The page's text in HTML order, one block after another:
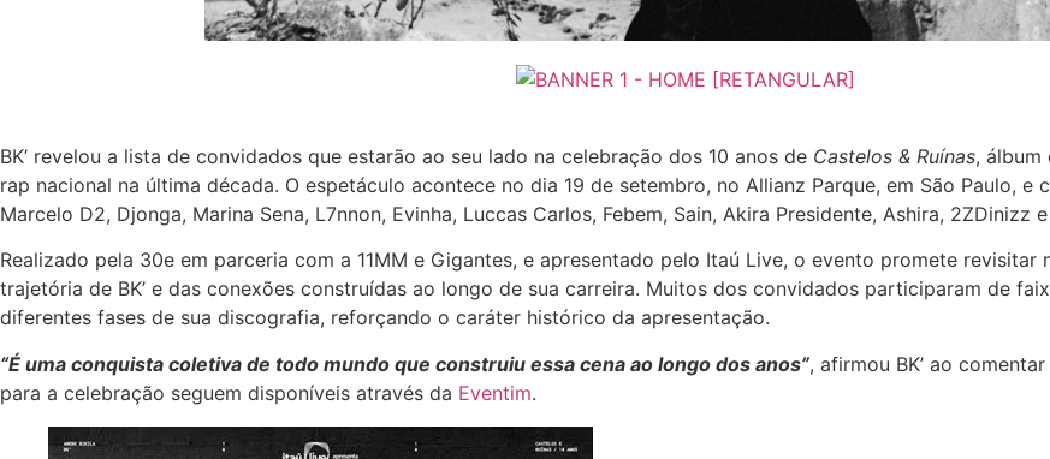
BK’ revelou a lista de convidados que estarão ao seu lado na celebração dos 10 anos de Castelos & Ruínas, álbum
rap nacional na última década. O espetáculo acontece no dia 19 de setembro, no Allianz Parque, em São Paulo,
Marcelo D2, Djonga, Marina Sena, L7nnon, Evinha, Luccas Carlos, Febem, Sain, Akira Presidente, Ashira, 2ZDinizz e
Realizado pela 30e em parceria com a 11MM e Gigantes, e apresentado pelo Itaú Live, o evento promete revisitar
trajetória de BK’ e das conexões construídas ao longo de sua carreira. Muitos dos convidados participaram de
diferentes fases de sua discografia, reforçando o caráter histórico da apresentação.
“É uma conquista coletiva de todo mundo que construiu essa cena ao longo dos anos”, afirmou BK’ ao
para a celebração seguem disponíveis através da Eventim.